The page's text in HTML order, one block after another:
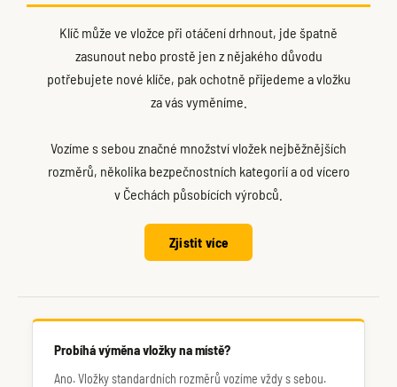
Klíč může ve vložce při otáčení drhnout, jde špatně
zasunout nebo prostě jen z nějakého důvodu
potřebujete nové klíče, pak ochotně přijedeme a vložku
za vás vyměníme.
Vozíme s sebou značné množství vložek nejběžnějších
rozměrů, několika bezpečnostních kategorií a od vícero
v Čechách působících výrobců.
Zjistit více
Probíhá výměna vložky na místě?
Ano. Vložky standardních rozměrů vozíme vždy s sebou.